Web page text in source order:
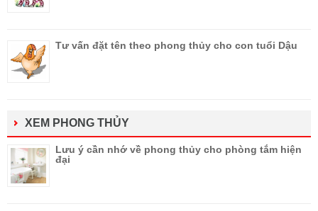
Tư vấn đặt tên theo phong thủy cho con tuổi Dậu
XEM PHONG THỦY
Lưu ý cần nhớ về phong thủy cho phòng tắm hiện
đại